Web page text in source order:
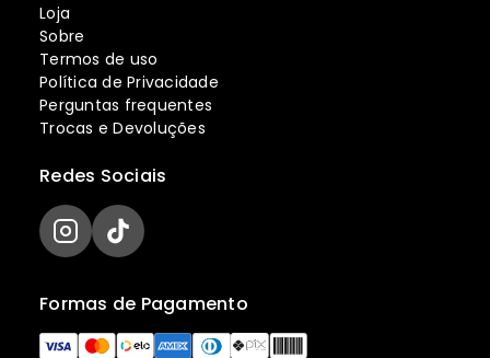
Loja
Sobre
Termos de uso
Política de Privacidade
Perguntas frequentes
Trocas e Devoluções
Formas de Pagamento
Redes Sociais